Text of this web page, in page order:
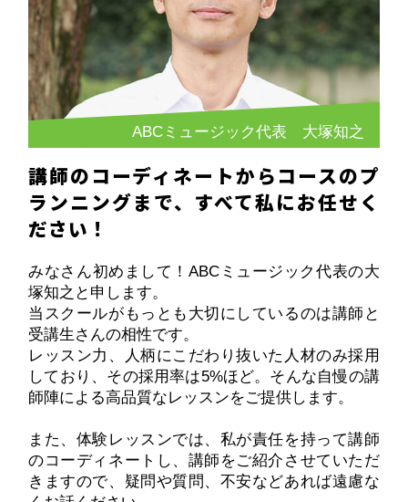
ABCミュージック代表 大塚知之
講師のコーディネートからコースのプ
ランニングまで、すべて私にお任せく
ださい！
みなさん初めまして！ABCミュージック代表の大
塚知之と申します。
当スクールがもっとも大切にしているのは講師と
受講生さんの相性です。
レッスン力、人柄にこだわり抜いた人材のみ採用
しており、その採用率は5%ほど。そんな自慢の講
師陣による高品質なレッスンをご提供します。
また、体験レッスンでは、私が責任を持って講師
のコーディネートし、講師をご紹介させていただ
きますので、疑問や質問、不安などあれば遠慮な